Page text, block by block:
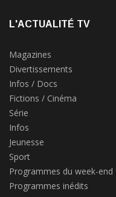
L'ACTUALITÉ TV
Magazines
Divertissements
Infos / Docs
Fictions / Cinéma
Série
Infos
Jeunesse
Sport
Programmes du week-end
Programmes inédits